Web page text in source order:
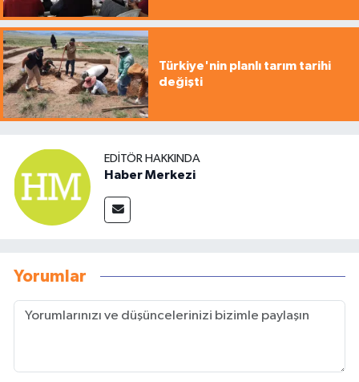
Türkiye'nin planlı tarım tarihi
değişti
EDITÖR HAKKINDA
Haber Merkezi
Yorumlar